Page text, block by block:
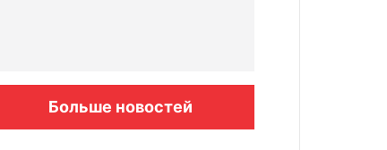
Больше новостей